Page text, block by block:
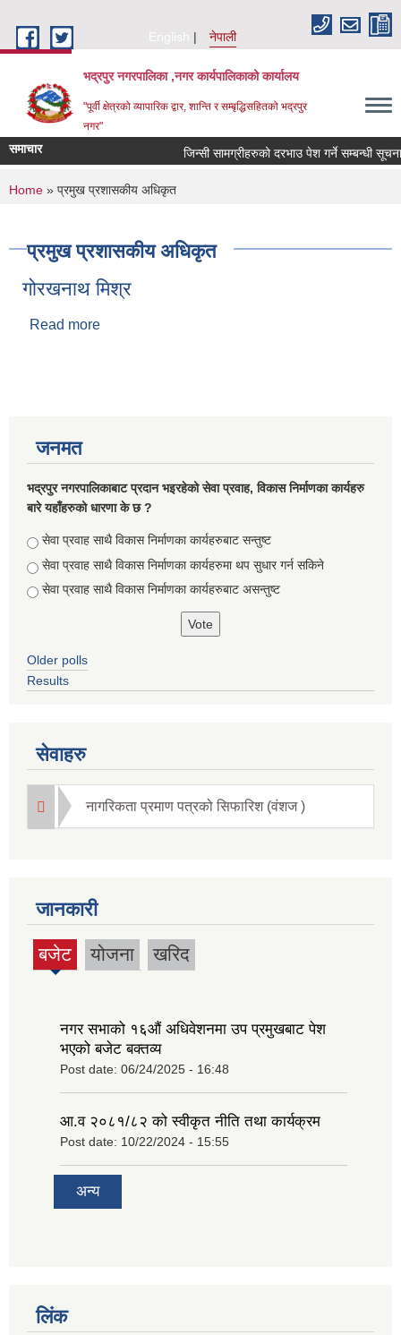
English
नेपाली
भद्रपुर नगरपालिका ,नगर कार्यपालिकाको कार्यालय
"पूर्वी क्षेत्रको व्यापारिक द्वार, शान्ति र सम्बृद्धिसहितको भद्रपुर
नगर"
समाचार जिन्सी सामग्रीहरुको दरभाउ पेश गर्ने सम्बन्धी सूचना
You are here
Home » प्रमुख प्रशासकीय अधिकृत
प्रमुख प्रशासकीय अधिकृत
गोरखनाथ मिश्र
Read more
जनमत
भद्रपुर नगरपालिकाबाट प्रदान भइरहेको सेवा प्रवाह, विकास निर्माणका कार्यहरु
बारे यहाँहरुको धारणा के छ ?
Choices
सेवा प्रवाह साथै विकास निर्माणका कार्यहरुबाट सन्तुष्ट
सेवा प्रवाह साथै विकास निर्माणका कार्यहरुमा थप सुधार गर्न सकिने
सेवा प्रवाह साथै विकास निर्माणका कार्यहरुबाट असन्तुष्ट
Older polls
Results
सेवाहरु
नागरिकता प्रमाण पत्रको सिफारिश (वंशज )
जानकारी
बजेट
(active
योजना खरिद
नगर सभाको १६‍औं अधिवेशनमा उप प्रमुखबाट पेश
भएको बजेट बक्तव्य
Post date: 06/24/2025 - 16:48
आ.व २०८१/८२ को स्वीकृत नीति तथा कार्यक्रम
Post date: 10/22/2024 - 15:55
अन्य
लिंक